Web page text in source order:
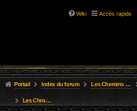
Wiki Accès rapide
Portail Index du forum Les Chemins de L'Aventure
Les Chroniques des Aventures